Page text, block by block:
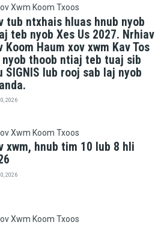
Xwm Koom Txoos
tub ntxhais hluas hnub nyob
teb nyob Xes Us 2027. Nrhiav
Koom Haum xov xwm Kav Tos
nyob thoob ntiaj teb tuaj sib
SIGNIS lub rooj sab laj nyob
2026
Xwm Koom Txoos
xwm, hnub tim 10 lub 8 hli
2026
Xwm Koom Txoos